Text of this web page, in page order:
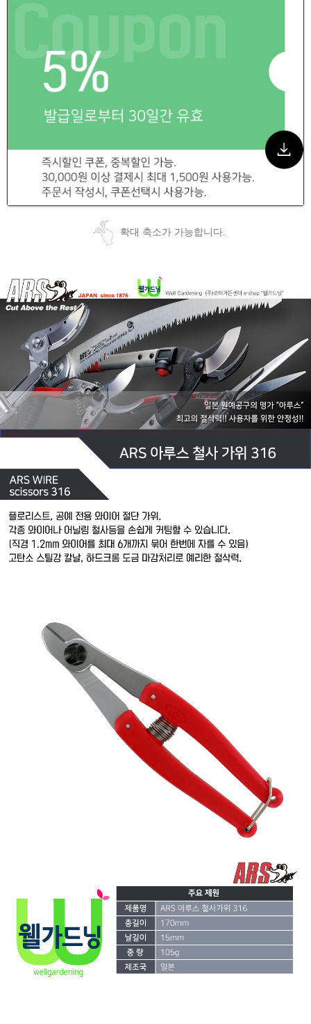
확대 축소가 가능합니다.